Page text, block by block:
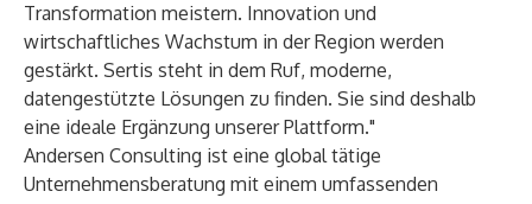
Transformation meistern. Innovation und
wirtschaftliches Wachstum in der Region werden
gestärkt. Sertis steht in dem Ruf, moderne,
datengestützte Lösungen zu finden. Sie sind deshalb
eine ideale Ergänzung unserer Plattform."
Andersen Consulting ist eine global tätige
Unternehmensberatung mit einem umfassenden